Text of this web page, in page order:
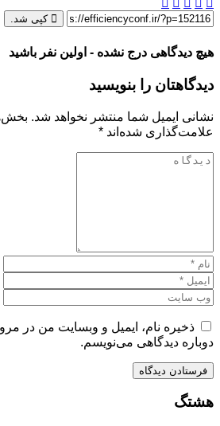
کپی شد.
هیچ دیدگاهی درج نشده - اولین نفر باشید
دیدگاهتان را بنویسید
نشانی ایمیل شما منتشر نخواهد شد.
علامت‌گذاری شده‌اند *
ذخیره نام، ایمیل و وبسایت من در
دوباره دیدگاهی می‌نویسم.
هشتگ